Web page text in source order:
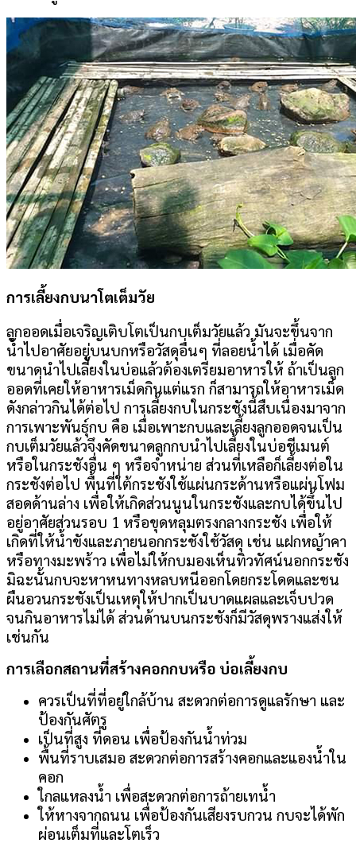
การเลี้ยงกบนาโตเต็มวัย
ลูกออดเมื่อเจริญเติบโตเป็นกบเต็มวัยแล้ว มันจะขึ้นจาก
น้ำไปอาศัยอยู่บนบกหรือวัสดุอื่นๆ ที่ลอยน้ำได้ เมื่อคัด
ขนาดนำไปเลี้ยงในบ่อแล้วต้องเตรียมอาหารให้ ถ้าเป็นลูก
ออดที่เคยให้อาหารเม็ดกินแต่แรก ก็สามารถให้อาหารเม็ด
ดังกล่าวกินได้ต่อไป การเลี้ยงกบในกระชังนี้สืบเนื่องมาจาก
การเพาะพันธุ์กบ คือ เมื่อเพาะกบและเลี้ยงลูกออดจนเป็น
กบเต็มวัยแล้วจึงคัดขนาดลูกกบนำไปเลี้ยงในบ่อชีเมนต์
หรือในกระชังอื่น ๆ หรือจำหน่าย ส่วนที่เหลือก็เลี้ยงต่อใน
กระชังต่อไป พื้นที่ใต้กระชังใช้แผ่นกระด้านหรือแผ่นโฟม
สอดด้านล่าง เพื่อให้เกิดส่วนนูนในกระชังและกบได้ขึ้นไป
อยู่อาศัยส่วนรอบ 1 หรือขุดหลุมตรงกลางกระชัง เพื่อให้
เกิดที่ให้น้ำขังและภายนอกกระชังใช้วัสดุ เช่น แฝกหญ้าคา
หรือทางมะพร้าว เพื่อไม่ให้กบมองเห็นทิวทัศน์นอกกระชัง
มิฉะนั้นกบจะหาหนทางหลบหนีออกโดยกระโดดและชน
ผืนอวนกระชังเป็นเหตุให้ปากเป็นบาดแผลและเจ็บปวด
จนกินอาหารไม่ได้ ส่วนด้านบนกระชังก็มีวัสดุพรางแส่งให้
เช่นกัน
การเลือกสถานที่สร้างคอกกบหรือ บ่อเลี้ยงกบ
ควรเป็นที่ที่อยู่ใกล้บ้าน สะดวกต่อการดูแลรักษา และ
ป้องกันศัตรู
เป็นที่สูง ที่ดอน เพื่อป้องกันน้ำท่วม
พื้นที่ราบเสมอ สะดวกต่อการสร้างคอกและแองน้ำใน
คอก
ใกลแหลงน้ำ เพื่อสะดวกต่อการถ้ายเทน้ำ
ให้หางจากถนน เพื่อป้องกันเสียงรบกวน กบจะได้พัก
ผ่อนเต็มที่และโตเร็ว